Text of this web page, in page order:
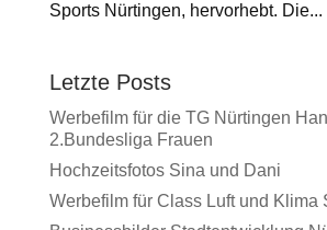
Sports Nürtingen, hervorhebt. Die...
Letzte Posts
Werbefilm für die TG Nürtingen
2.Bundesliga Frauen
Hochzeitsfotos Sina und Dani
Werbefilm für Class Luft und Klima